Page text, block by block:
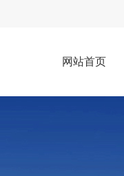
网站首页